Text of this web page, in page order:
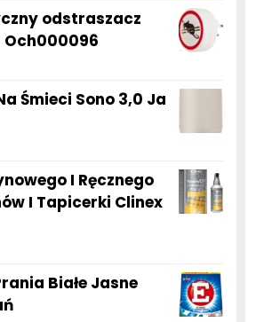
odstraszacz
Och000096
Śmieci Sono 3,0 Ja
I Ręcznego
I Tapicerki Clinex
Białe Jasne